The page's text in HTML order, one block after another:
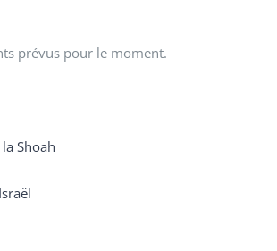
prévus pour le moment.
Shoah